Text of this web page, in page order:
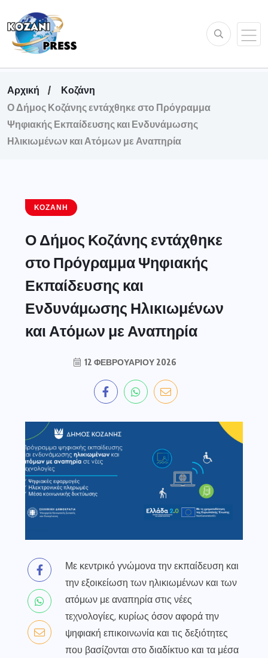
Αρχική
Κοζάνη
Ο Δήμος Κοζάνης εντάχθηκε στο Πρόγραμμα
Ψηφιακής Εκπαίδευσης και Ενδυνάμωσης
Ηλικιωμένων και Ατόμων με Αναπηρία
ΚΟΖΆΝΗ
Ο Δήμος Κοζάνης εντάχθηκε
στο Πρόγραμμα Ψηφιακής
Εκπαίδευσης και
Ενδυνάμωσης Ηλικιωμένων
και Ατόμων με Αναπηρία
12 ΦΕΒΡΟΥΑΡΊΟΥ 2026
Με κεντρικό γνώμονα την εκπαίδευση και
την εξοικείωση των ηλικιωμένων και των
ατόμων με αναπηρία στις νέες
τεχνολογίες, κυρίως όσον αφορά την
ψηφιακή επικοινωνία και τις δεξιότητες
που βασίζονται στο διαδίκτυο και τα μέσα